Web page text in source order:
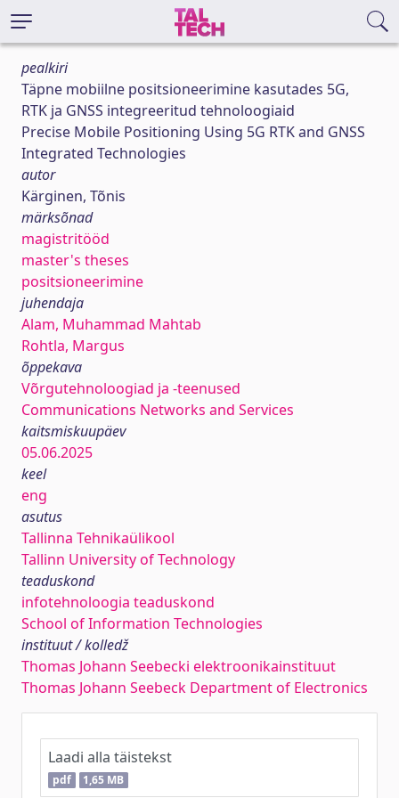
pealkiri
Täpne mobiilne positsioneerimine kasutades 5G,
RTK ja GNSS integreeritud tehnoloogiaid
Precise Mobile Positioning Using 5G RTK and GNSS
Integrated Technologies
autor
Kärginen, Tõnis
märksõnad
magistritööd
master's theses
positsioneerimine
juhendaja
Alam, Muhammad Mahtab
Rohtla, Margus
õppekava
Võrgutehnoloogiad ja -teenused
Communications Networks and Services
kaitsmiskuupäev
05.06.2025
keel
eng
asutus
Tallinna Tehnikaülikool
Tallinn University of Technology
teaduskond
infotehnoloogia teaduskond
School of Information Technologies
instituut / kolledž
Thomas Johann Seebecki elektroonikainstituut
Thomas Johann Seebeck Department of Electronics
Laadi alla täistekst
pdf 1,65 MB